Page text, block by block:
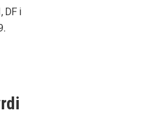
DF i